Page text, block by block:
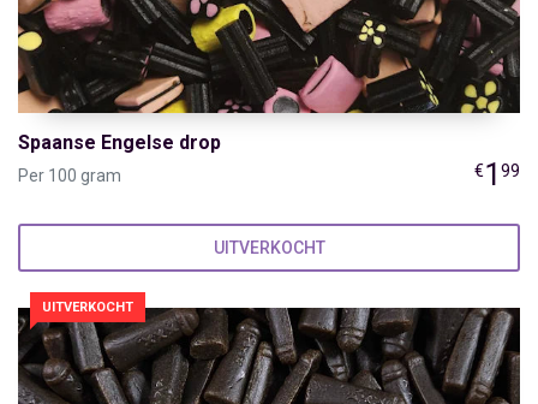
Spaanse Engelse drop
Per 100 gram €1 99
UITVERKOCHT
UITVERKOCHT